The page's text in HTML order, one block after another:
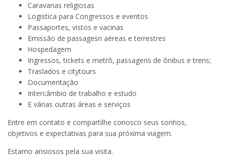
Caravanas religiosas
Logistica para Congressos e eventos
Passaportes, vistos e vacinas
Emissão de passagesn aéreas e terrestres
Hospedagem
Ingressos, tickets e metrô, passagens de ônibus e trens;
Traslados e citytours
Documentação
Intercâmbio de trabalho e estudo
E várias outras áreas e serviços
Entre em contato e compartilhe conosco seus sonhos,
objetivos e expectativas para sua próxima viagem.
Estamo ansiosos pela sua visita.